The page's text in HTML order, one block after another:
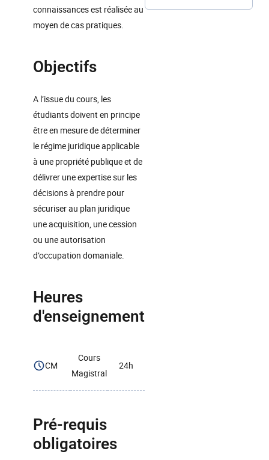
connaissances est réalisée au
moyen de cas pratiques.
Objectifs
A l’issue du cours, les
étudiants doivent en principe
être en mesure de déterminer
le régime juridique applicable
à une propriété publique et de
délivrer une expertise sur les
décisions à prendre pour
sécuriser au plan juridique
une acquisition, une cession
ou une autorisation
d’occupation domaniale.
Heures
d'enseignement
CM
Cours
Magistral
24h
Pré-requis
obligatoires